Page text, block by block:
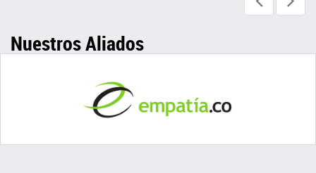
Nuestros Aliados